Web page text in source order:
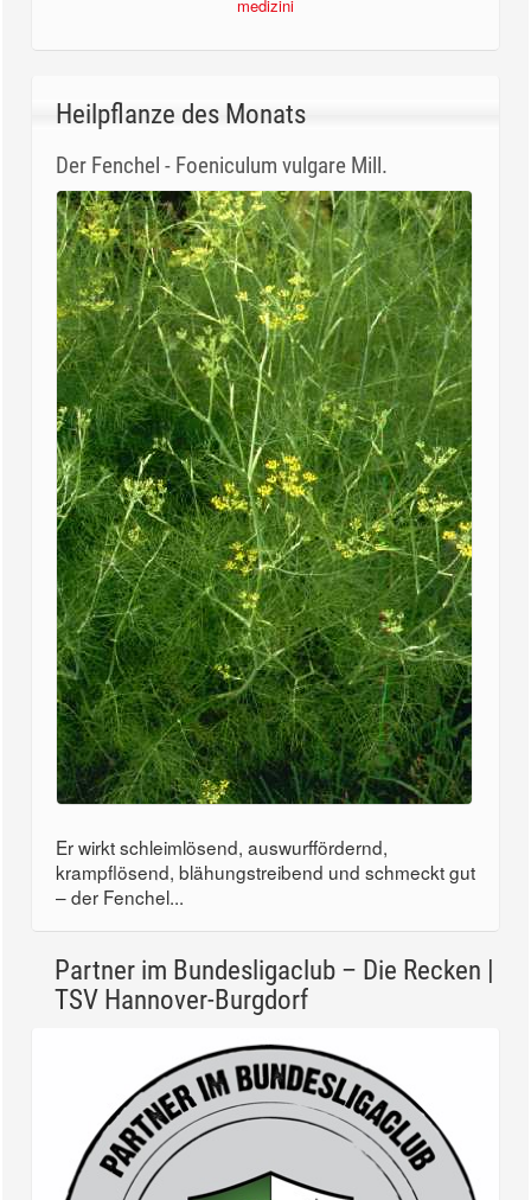
medizini
Heilpflanze des Monats
Der Fenchel - Foeniculum vulgare Mill.
Er wirkt schleimlösend, auswurffördernd,
krampflösend, blähungstreibend und schmeckt gut
– der Fenchel...
Partner im Bundesligaclub – Die Recken |
TSV Hannover-Burgdorf